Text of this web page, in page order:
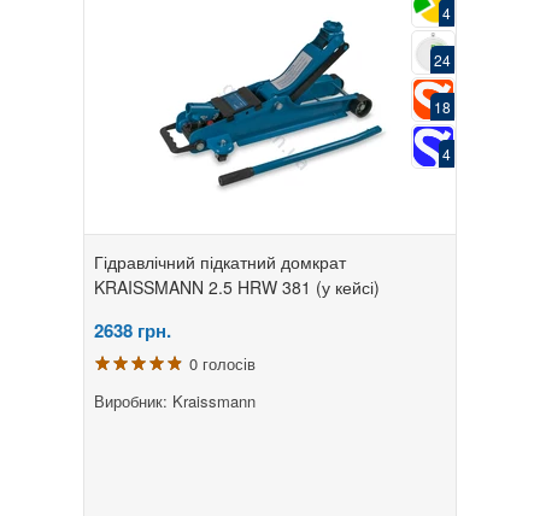
4
24
18
4
Гідравлічний підкатний домкрат
KRAISSMANN 2.5 HRW 381 (у кейсі)
2638 грн.
0 голосів
Виробник: Kraissmann